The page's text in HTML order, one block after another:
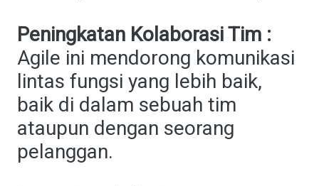
Peningkatan Kolaborasi Tim :
Agile ini mendorong komunikasi
lintas fungsi yang lebih baik,
baik di dalam sebuah tim
ataupun dengan seorang
pelanggan.